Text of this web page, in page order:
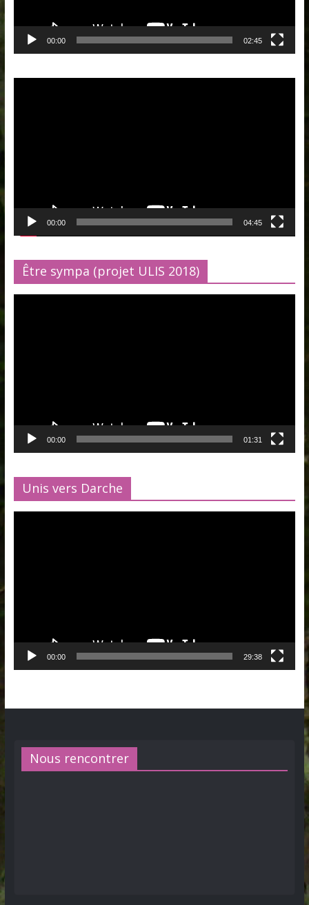
00:00 02:45
00:00 04:45
Être sympa (projet ULIS 2018)
00:00 01:31
Unis vers Darche
00:00 29:38
Nous rencontrer